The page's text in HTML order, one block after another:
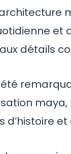
et
détails
et